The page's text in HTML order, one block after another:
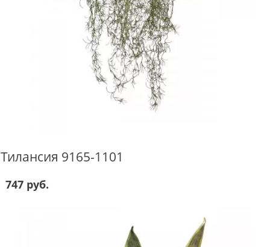
Тилансия 9165-1101
747 руб.